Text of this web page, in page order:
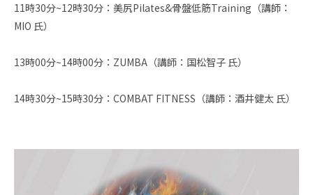
11時30分~12時30分：美尻Pilates&骨盤低筋Training（講師：
MIO 氏）
13時00分~14時00分：ZUMBA（講師：国松智子 氏）
14時30分~15時30分：COMBAT FITNESS（講師：酒井健太 氏）